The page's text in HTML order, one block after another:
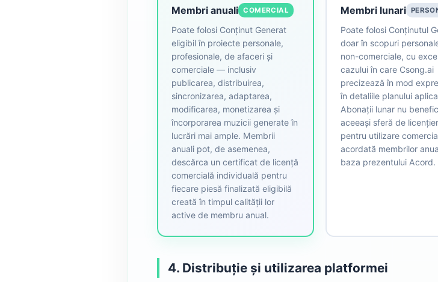
Membri anuali COMERCIAL
Poate folosi Conținut Generat
eligibil în proiecte personale,
profesionale, de afaceri și
comerciale — inclusiv
publicarea, distribuirea,
sincronizarea, adaptarea,
modificarea, monetizarea și
încorporarea muzicii generate în
lucrări mai ample. Membrii
anuali pot, de asemenea,
descărca un certificat de licență
comercială individuală pentru
fiecare piesă finalizată eligibilă
creată în timpul calității lor
active de membru anual.
Membri lunari
Poate folosi Conținutul
doar în scopuri
non-comerciale, cu
cazului în care Csong.ai
precizează în mod
în detaliile planului
Abonații lunar nu
aceeași sferă de
pentru utilizare
acordată membrilor
baza prezentului Acord.
4. Distribuție și utilizarea platformei